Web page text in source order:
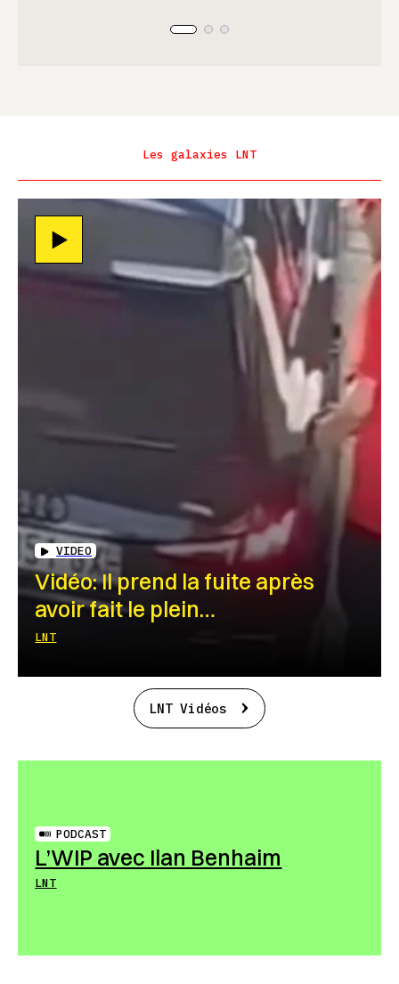
Les galaxies LNT
VIDEO
Vidéo: Il prend la fuite après
avoir fait le plein…
LNT
LNT Vidéos
PODCAST
L’WIP avec Ilan Benhaim
LNT